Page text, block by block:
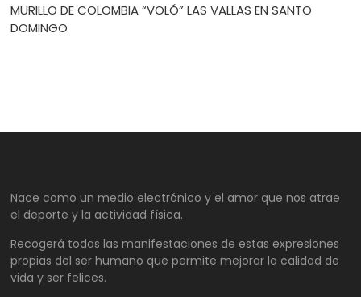
MURILLO DE COLOMBIA “VOLÓ” LAS VALLAS EN SANTO
DOMINGO
Nace como un medio electrónico y el amor que nos atrae
el deporte y la actividad física.
Recogerá todas las manifestaciones de estas expresiones
propias del ser humano que permite mejorar la calidad de
vida y ser felices.